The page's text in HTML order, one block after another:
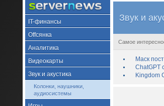
IT-финансы
Offсянка
Аналитика
Видеокарты
Звук и акустика
Колонки, наушники,
аудиосистемы
Звук и
Самое
Маск
ChatGPT
Kingdom